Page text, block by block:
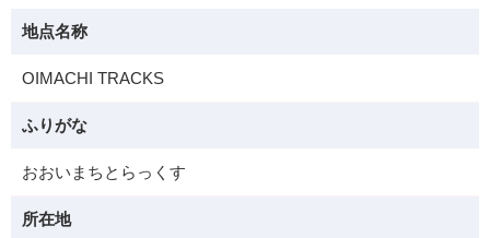
地点名称
OIMACHI TRACKS
ふりがな
おおいまちとらっくす
所在地